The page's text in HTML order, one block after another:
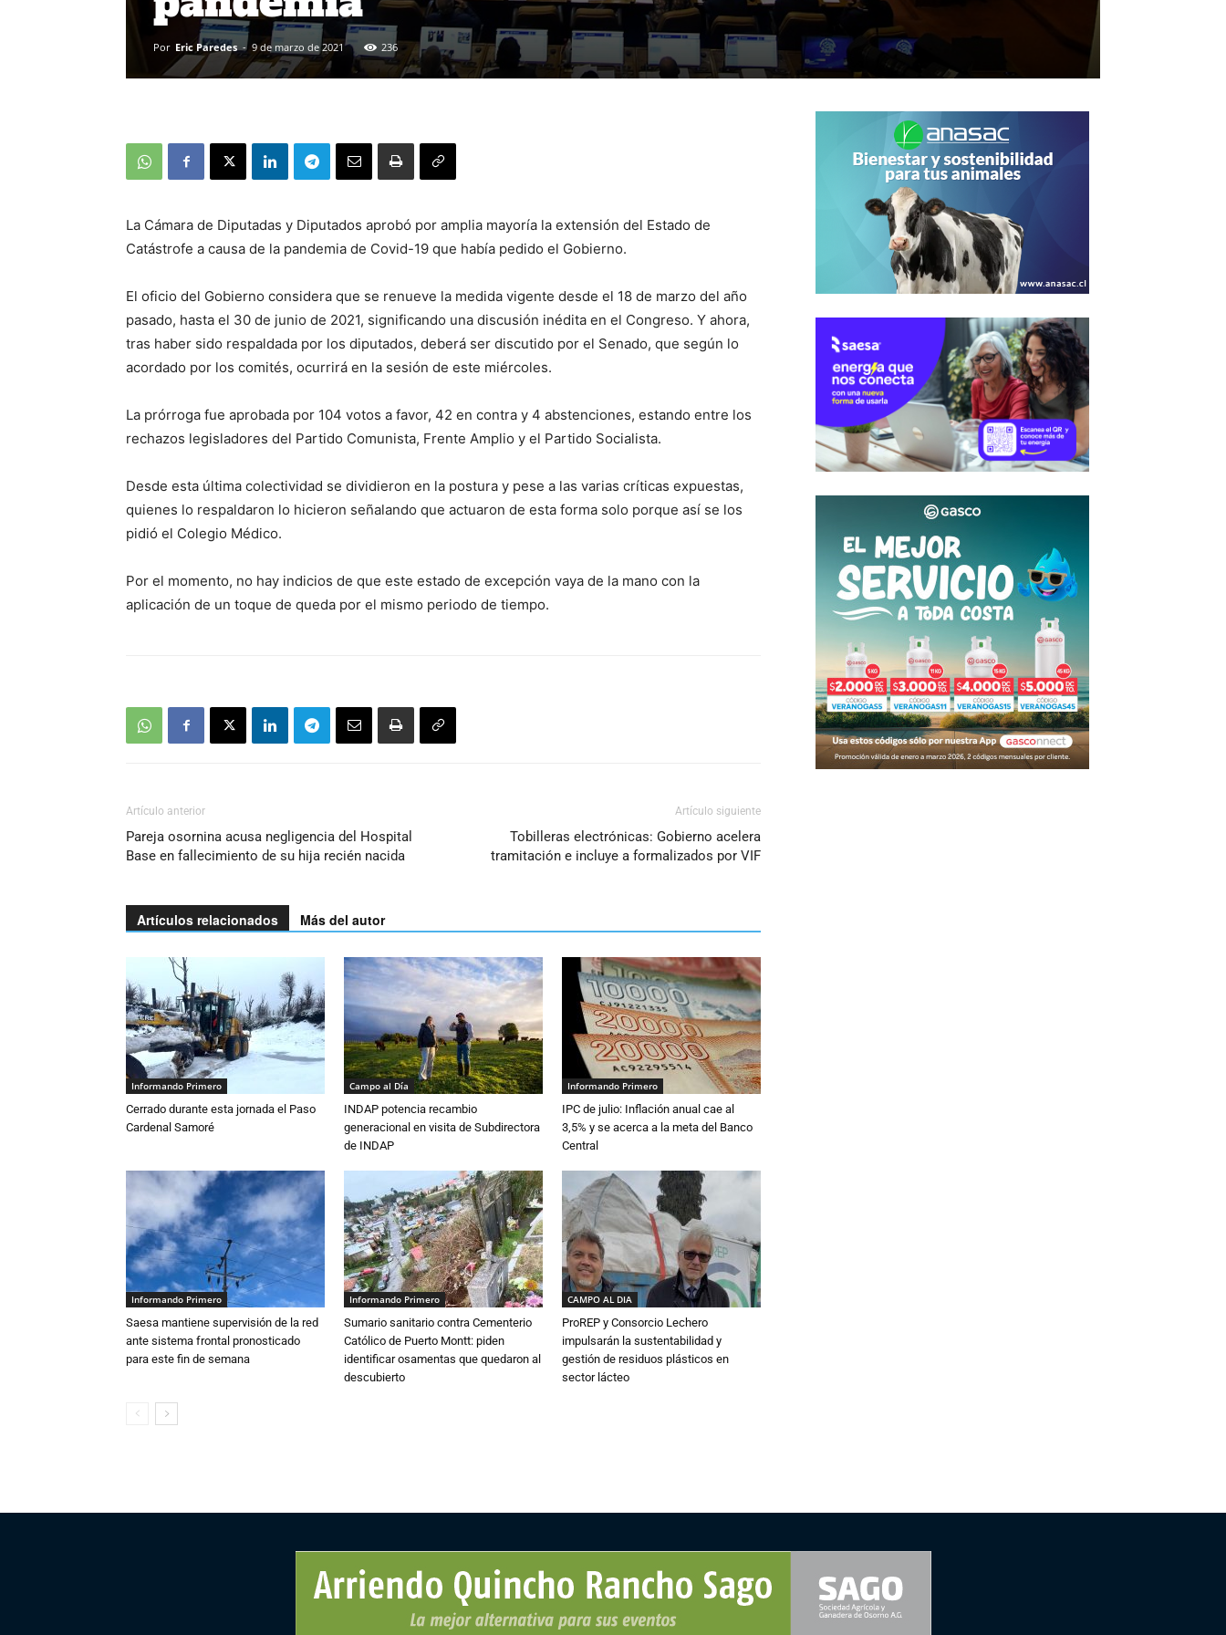
Por Eric Paredes - 9 de marzo de 2021 236
La Cámara de Diputadas y Diputados aprobó por amplia mayoría la extensión del Estado de
Catástrofe a causa de la pandemia de Covid-19 que había pedido el Gobierno.
El oficio del Gobierno considera que se renueve la medida vigente desde el 18 de marzo del año
pasado, hasta el 30 de junio de 2021, significando una discusión inédita en el Congreso. Y ahora,
tras haber sido respaldada por los diputados, deberá ser discutido por el Senado, que según lo
acordado por los comités, ocurrirá en la sesión de este miércoles.
La prórroga fue aprobada por 104 votos a favor, 42 en contra y 4 abstenciones, estando entre los
rechazos legisladores del Partido Comunista, Frente Amplio y el Partido Socialista.
Desde esta última colectividad se dividieron en la postura y pese a las varias críticas expuestas,
quienes lo respaldaron lo hicieron señalando que actuaron de esta forma solo porque así se los
pidió el Colegio Médico.
Por el momento, no hay indicios de que este estado de excepción vaya de la mano con la
aplicación de un toque de queda por el mismo periodo de tiempo.
Artículo anterior
Pareja osornina acusa negligencia del Hospital
Base en fallecimiento de su hija recién nacida
Artículo siguiente
Tobilleras electrónicas: Gobierno acelera
tramitación e incluye a formalizados por VIF
Artículos relacionados Más del autor
Informando Primero
Cerrado durante esta jornada el Paso
Cardenal Samoré
Campo al Día
INDAP potencia recambio
generacional en visita de Subdirectora
de INDAP
Informando Primero
IPC de julio: Inflación anual cae al
3,5% y se acerca a la meta del Banco
Central
Informando Primero
Saesa mantiene supervisión de la red
ante sistema frontal pronosticado
para este fin de semana
Informando Primero
Sumario sanitario contra Cementerio
Católico de Puerto Montt: piden
identificar osamentas que quedaron al
descubierto
CAMPO AL DIA
ProREP y Consorcio Lechero
impulsarán la sustentabilidad y
gestión de residuos plásticos en
sector lácteo